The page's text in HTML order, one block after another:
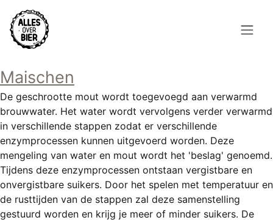
Overslaan
en
naar
gaan
Hoofdnavigatie
BROUWEN
BLOG
AANBOD
AGENDA
Maischen
De geschrootte mout wordt toegevoegd aan verwarmd
brouwwater. Het water wordt vervolgens verder verwarmd
in verschillende stappen zodat er verschillende
enzymprocessen kunnen uitgevoerd worden. Deze
mengeling van water en mout wordt het 'beslag' genoemd.
Tijdens deze enzymprocessen ontstaan vergistbare en
onvergistbare suikers. Door het spelen met temperatuur en
de rusttijden van de stappen zal deze samenstelling
gestuurd worden en krijg je meer of minder suikers. De